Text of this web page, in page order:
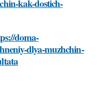
kak-dostich-
doma-
dlya-muzhchin-